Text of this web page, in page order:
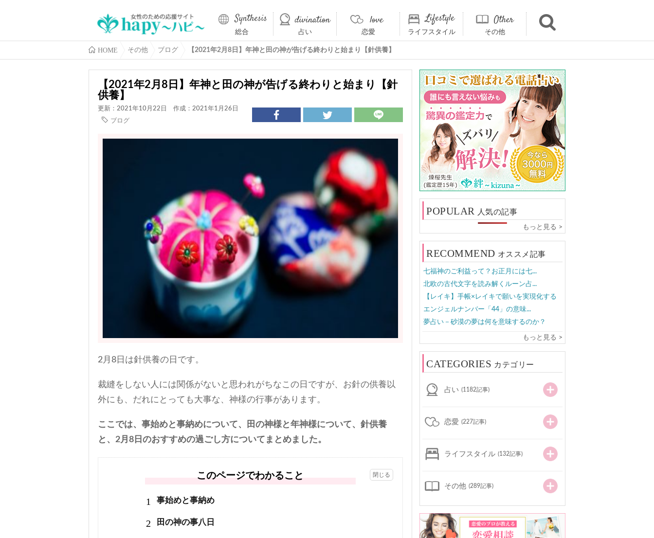
総合 占い 恋愛 ライフスタイル その他
HOME その他 ブログ 【2021年2月8日】年神と田の神が告げる終わりと始まり【針供養】
【2021年2月8日】年神と田の神が告げる終わりと始まり【針
供養】
更新：2021年10月22日
作成：2021年1月26日
ブログ
2月8日は針供養の日です。
裁縫をしない人には関係がないと思われがちなこの日ですが、お針の供養以
外にも、だれにとっても大事な、神様の行事があります。
ここでは、事始めと事納めについて、田の神様と年神様について、針供養
と、2月8日のおすすめの過ごし方についてまとめました。
このページでわかること
1 事始めと事納め
2 田の神の事八日
POPULAR 人気の記事
もっと見る >
RECOMMEND オススメ記事
七福神のご利益って？お正月には七...
北欧の古代文字を読み解くルーン占...
【レイキ】手帳×レイキで願いを実現化する
エンジェルナンバー「44」の意味...
夢占い－砂漠の夢は何を意味するのか？
もっと見る >
CATEGORIES カテゴリー
占い (1182記事)
恋愛 (227記事)
ライフスタイル (132記事)
その他 (289記事)